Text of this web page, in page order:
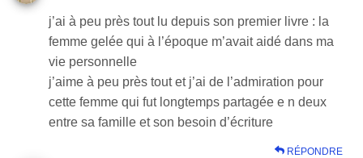
j’ai à peu près tout lu depuis son premier livre : la
femme gelée qui à l’époque m’avait aidé dans ma
vie personnelle
j’aime à peu près tout et j’ai de l’admiration pour
cette femme qui fut longtemps partagée e n deux
entre sa famille et son besoin d’écriture
RÉPONDRE